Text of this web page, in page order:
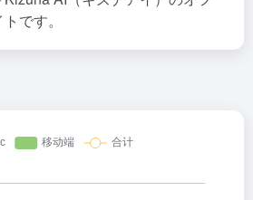
です。